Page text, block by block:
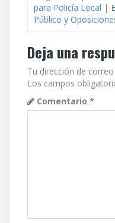
para Policí­a Local |
Público y
Deja una
Tu dirección de
Los campos
Comentario *